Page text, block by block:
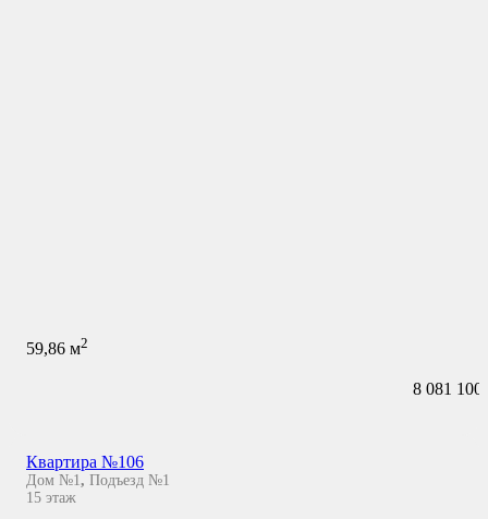
59,86 м2
8 081 100
Квартира №106
Дом №1, Подъезд №1
15 этаж